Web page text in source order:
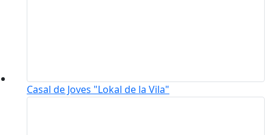
Casal de Joves "Lokal de la Vila"